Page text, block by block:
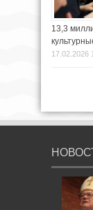
13,3
17.02.2026